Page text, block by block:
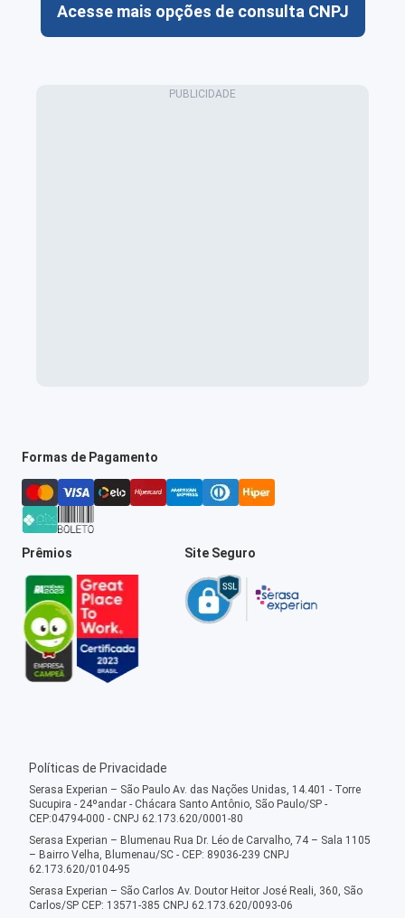
Acesse mais opções de consulta CNPJ
Formas de Pagamento
Prêmios Site Seguro
Políticas de Privacidade
Serasa Experian – São Paulo Av. das Nações Unidas, 14.401 - Torre
Sucupira - 24ºandar - Chácara Santo Antônio, São Paulo/SP -
CEP:04794-000 - CNPJ 62.173.620/0001-80
Serasa Experian – Blumenau Rua Dr. Léo de Carvalho, 74 – Sala 1105
– Bairro Velha, Blumenau/SC - CEP: 89036-239 CNPJ
62.173.620/0104-95
Serasa Experian – São Carlos Av. Doutor Heitor José Reali, 360, São
Carlos/SP CEP: 13571-385 CNPJ 62.173.620/0093-06